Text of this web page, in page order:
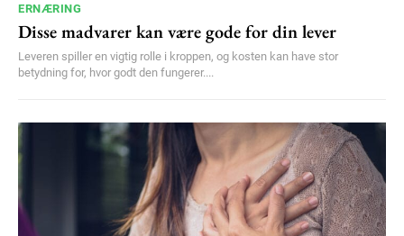
ERNÆRING
Disse madvarer kan være gode for din lever
Leveren spiller en vigtig rolle i kroppen, og kosten kan have stor
betydning for, hvor godt den fungerer....